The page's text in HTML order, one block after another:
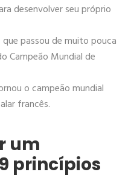
desenvolver seu próprio
que passou de muito pouca
Campeão Mundial de
o campeão mundial
francês.
um
9 princípios